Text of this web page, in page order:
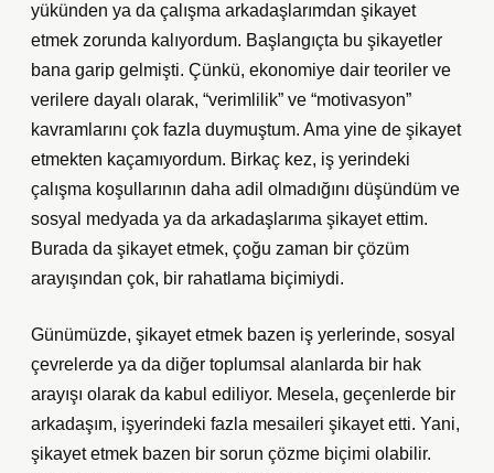
yükünden ya da çalışma arkadaşlarımdan şikayet
etmek zorunda kalıyordum. Başlangıçta bu şikayetler
bana garip gelmişti. Çünkü, ekonomiye dair teoriler ve
verilere dayalı olarak, “verimlilik” ve “motivasyon”
kavramlarını çok fazla duymuştum. Ama yine de şikayet
etmekten kaçamıyordum. Birkaç kez, iş yerindeki
çalışma koşullarının daha adil olmadığını düşündüm ve
sosyal medyada ya da arkadaşlarıma şikayet ettim.
Burada da şikayet etmek, çoğu zaman bir çözüm
arayışından çok, bir rahatlama biçimiydi.
Günümüzde, şikayet etmek bazen iş yerlerinde, sosyal
çevrelerde ya da diğer toplumsal alanlarda bir hak
arayışı olarak da kabul ediliyor. Mesela, geçenlerde bir
arkadaşım, işyerindeki fazla mesaileri şikayet etti. Yani,
şikayet etmek bazen bir sorun çözme biçimi olabilir.